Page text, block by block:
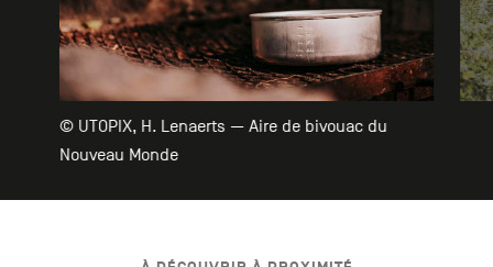
© UTOPIX, H. Lenaerts — Aire de bivouac du
Nouveau Monde